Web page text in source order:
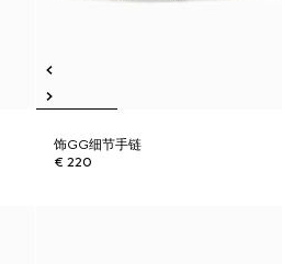
饰GG细节手链
€ 220